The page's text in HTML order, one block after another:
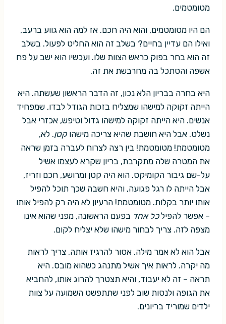
מטומטמים.
הם היו מטומטמים, והוא היה חכם. אז למה הוא גווע ברעב,
ואילו הם עדיין בחיים? בשלב זה הוא החליט לפעול. בשלב
זה הוא בחר בפוק כראש הצוות שלו. ועכשיו הוא ישב על פח
אשפה והסתכל בה מחרבשת את זה.
היא בחרה בבריון הלא נכון, זה הדבר הראשון שעשתה. היא
הייתה זקוקה למישהו שמצליח בזכות הגודל לבדו, שמפחיד
אנשים. היא הייתה זקוקה למישהו גדול וטיפש, אכזרי אבל
נשלט. אבל היא חושבת שהיא צריכה מישהוקטן. לא,
מטומטמת! מטומטמת! בין רצה לצרוח לעברה בזמן שראה
את המטרה שלה מתקרבת, בריון שקרא לעצמו אשיל
על-שם גיבור הקומיקס. הוא היה קטן ומרושע, חכם וזריז,
אבל הייתה לו רגל פגועה, והיא חשבה שכך תוכל להפיל
אותו יותר בקלות. מטומטמת! הרעיון לא היה רק להפיל אותו
– אפשר להפילכל אחד בפעם הראשונה, מפני שהוא אינו
מצפה לזה. צריך לבחור מישהו שלא יצליח לקום.
אבל הוא לא אמר מילה. אסור להרגיז אותה. צריך לראות
מה יקרה. לראות איך אשיל מתנהג כשהוא מובס. היא
תראה – זה לא יעבוד, והיא תצטרך להרוג אותו, להחביא
את הגופה ולנסות שוב לפני שתתפשט השמועה על צוות
ילדים שמוריד בריונים.